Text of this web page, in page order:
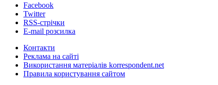
Facebook
Twitter
RSS-стрічки
E-mail розсилка
Контакти
Реклама на сайті
Використання матеріалів korrespondent.net
Правила користування сайтом